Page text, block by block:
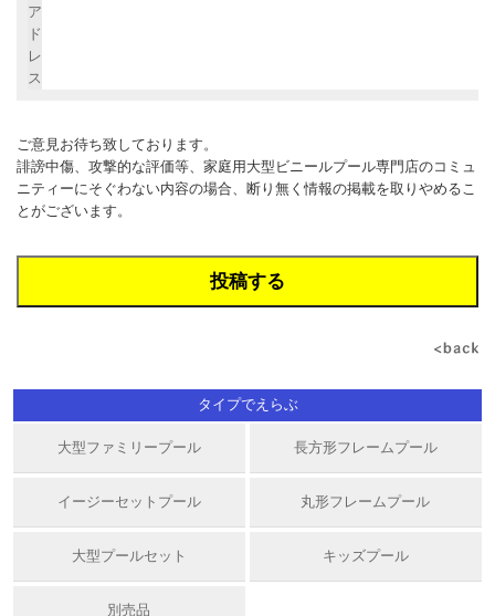
ア
ド
レ
ス
ご意見お待ち致しております。
誹謗中傷、攻撃的な評価等、家庭用大型ビニールプール専門店のコミュ
ニティーにそぐわない内容の場合、断り無く情報の掲載を取りやめるこ
とがございます。
タイプでえらぶ
大型ファミリープール 長方形フレームプール
イージーセットプール 丸形フレームプール
大型プールセット キッズプール
別売品